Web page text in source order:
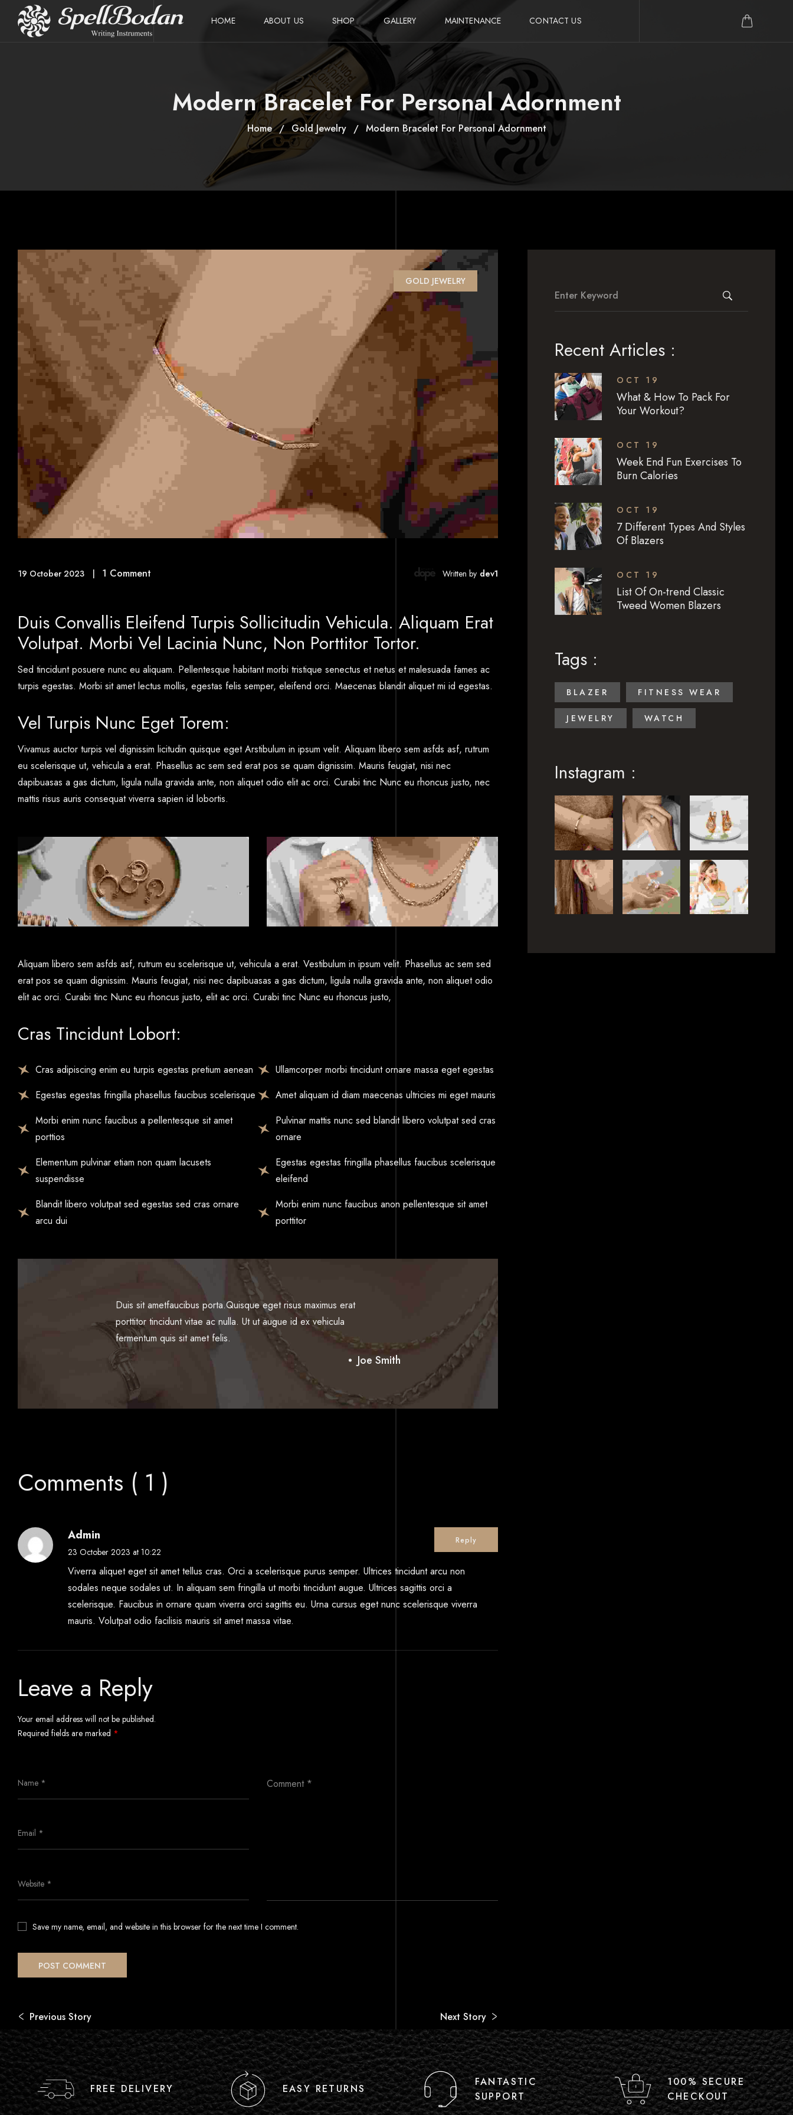
HOME ABOUT US SHOP
WRITING
INSTRUMENTS
SETS
GALLERY MAINTENANCE CONTACT US
Modern Bracelet For Personal Adornment
Home Gold Jewelry Modern Bracelet For Personal Adornment
GOLD JEWELRY
19 October 2023 1 Comment Written by dev1
Duis Convallis Eleifend Turpis Sollicitudin Vehicula. Aliquam Erat
Volutpat. Morbi Vel Lacinia Nunc, Non Porttitor Tortor.
Sed tincidunt posuere nunc eu aliquam. Pellentesque habitant morbi tristique senectus et netus et malesuada fames ac
turpis egestas. Morbi sit amet lectus mollis, egestas felis semper, eleifend orci. Maecenas blandit aliquet mi id egestas.
Vel Turpis Nunc Eget Torem:
Vivamus auctor turpis vel dignissim licitudin quisque eget Arstibulum in ipsum velit. Aliquam libero sem asfds asf, rutrum
eu scelerisque ut, vehicula a erat. Phasellus ac sem sed erat pos se quam dignissim. Mauris feugiat, nisi nec
dapibuasas a gas dictum, ligula nulla gravida ante, non aliquet odio elit ac orci. Curabi tinc Nunc eu rhoncus justo, nec
mattis risus auris consequat viverra sapien id lobortis.
Aliquam libero sem asfds asf, rutrum eu scelerisque ut, vehicula a erat. Vestibulum in ipsum velit. Phasellus ac sem sed
erat pos se quam dignissim. Mauris feugiat, nisi nec dapibuasas a gas dictum, ligula nulla gravida ante, non aliquet odio
elit ac orci. Curabi tinc Nunc eu rhoncus justo, elit ac orci. Curabi tinc Nunc eu rhoncus justo,
Cras Tincidunt Lobort:
Cras adipiscing enim eu turpis egestas pretium aenean
Egestas egestas fringilla phasellus faucibus scelerisque
Morbi enim nunc faucibus a pellentesque sit amet
porttios
Elementum pulvinar etiam non quam lacusets
suspendisse
Blandit libero volutpat sed egestas sed cras ornare
arcu dui
Ullamcorper morbi tincidunt ornare massa eget egestas
Amet aliquam id diam maecenas ultricies mi eget mauris
Pulvinar mattis nunc sed blandit libero volutpat sed cras
ornare
Egestas egestas fringilla phasellus faucibus scelerisque
eleifend
Morbi enim nunc faucibus anon pellentesque sit amet
porttitor
Duis sit ametfaucibus porta.Quisque eget risus maximus erat
porttitor tincidunt vitae ac nulla. Ut ut augue id ex vehicula
fermentum quis sit amet felis.
Joe Smith
Seisque eget risus maximus erat porttitor tincidunt vitae ac
nulla. Ut ut augue id ex vehicula fermentum quis sit amet
felis. Duis sit ametfaucibus porta.
Rufus Fernando
Ut ut augue id ex vehicula fermentum quis sit amet felis. Duis
sit ametfaucibus porta. Quisque eget risus maximus erat
porttitor tincidunt vitae ac nulla.
Jonathan
Comments ( 1 )
Admin
23 October 2023 at 10:22
Viverra aliquet eget sit amet tellus cras. Orci a scelerisque purus semper. Ultrices tincidunt arcu non
sodales neque sodales ut. In aliquam sem fringilla ut morbi tincidunt augue. Ultrices sagittis orci a
scelerisque. Faucibus in ornare quam viverra orci sagittis eu. Urna cursus eget nunc scelerisque viverra
mauris. Volutpat odio facilisis mauris sit amet massa vitae.
Reply
Leave a Reply
Your email address will not be published.
Required fields are marked *
Save my name, email, and website in this browser for the next time I comment.
Previous Story Next Story
Recent Articles :
OCT 19
What & How To Pack For
Your Workout?
OCT 19
Week End Fun Exercises To
Burn Calories
OCT 19
7 Different Types And Styles
Of Blazers
OCT 19
List Of On-trend Classic
Tweed Women Blazers
Tags :
BLAZER FITNESS WEAR
JEWELRY WATCH
Instagram :
FREE DELIVERY EASY RETURNS
FANTASTIC
SUPPORT
100% SECURE
CHECKOUT